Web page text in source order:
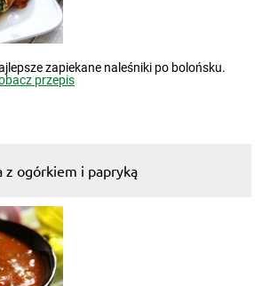
zapiekane naleśniki po bolońsku.
przepis
z ogórkiem i papryką